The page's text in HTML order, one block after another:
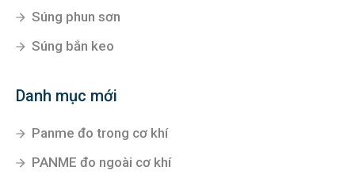
Súng phun sơn
Súng bắn keo
Danh mục mới
Panme đo trong cơ khí
PANME đo ngoài cơ khí